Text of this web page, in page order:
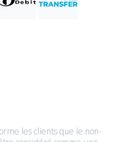
les clients que le non-